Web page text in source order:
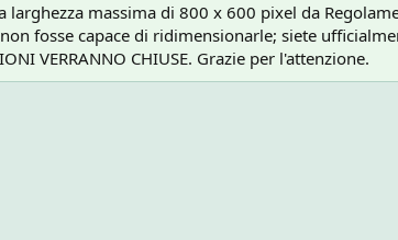
massima di 800 x 600 pixel da
fosse capace di ridimensionarle; siete
VERRANNO CHIUSE. Grazie per l'attenzione.